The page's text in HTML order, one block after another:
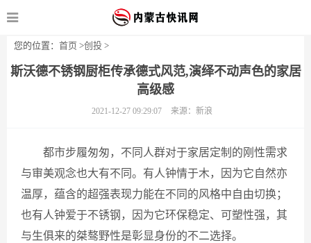
您的位置： 首页 >创投 >
斯沃德不锈钢厨柜传承德式风范,演绎不动声色的家居
高级感
2021-12-27 09:29:07 来源：新浪
都市步履匆匆，不同人群对于家居定制的刚性需求
与审美观念也大有不同。有人钟情于木，因为它自然亦
温厚，蕴含的超强表现力能在不同的风格中自由切换；
也有人钟爱于不锈钢，因为它环保稳定、可塑性强，其
与生俱来的桀骜野性是彰显身份的不二选择。